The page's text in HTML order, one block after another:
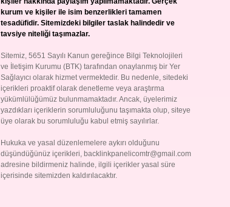
kurum ve kişiler ile isim benzerlikleri tamamen
tesadüfidir. Sitemizdeki bilgiler taslak halindedir ve
tavsiye niteliği taşımazlar.
Sitemiz, 5651 Sayılı Kanun gereğince Bilgi Teknolojileri
ve İletişim Kurumu (BTK) tarafından onaylanmış bir Yer
Sağlayıcı olarak hizmet vermektedir. Bu nedenle, sitedeki
içerikleri proaktif olarak denetleme veya araştırma
yükümlülüğümüz bulunmamaktadır. Ancak, üyelerimiz
yazdıkları içeriklerin sorumluluğunu taşımakta olup, siteye
üye olarak bu sorumluluğu kabul etmiş sayılırlar.
Hukuka ve yasal düzenlemelere aykırı olduğunu
düşündüğünüz içerikleri, backlinkpanelicomtr@gmail.com
adresine bildirmeniz halinde, ilgili içerikler yasal süre
içerisinde sitemizden kaldırılacaktır.